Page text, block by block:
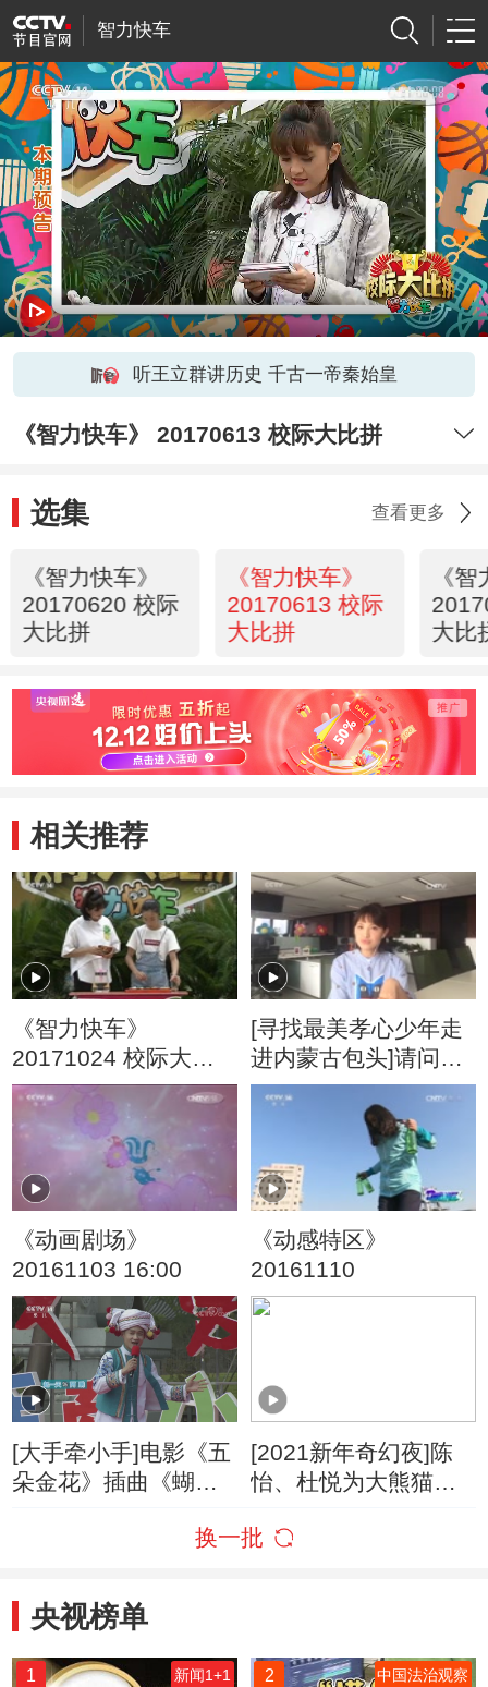
智力快车
听王立群讲历史 千古一帝秦始皇
《智力快车》 20170613 校际大比拼
选集 查看更多
《智力快车》
20170620 校际
大比拼
《智力快车》
20170613 校际
大比拼
《
大比
相关推荐
《智力快车》
20171024 校际大比
拼
[寻找最美孝心少年走
进内蒙古包头]请问陈
怡姐姐：你喜欢唱歌
《动画剧场》
20161103 16:00
《动感特区》
20161110
[大手牵小手]电影《五
朵金花》插曲《蝴蝶
[2021新年奇幻夜]陈
怡、杜悦为大熊猫做
换一批
央视榜单
1 新闻1+1 2 中国法治观察